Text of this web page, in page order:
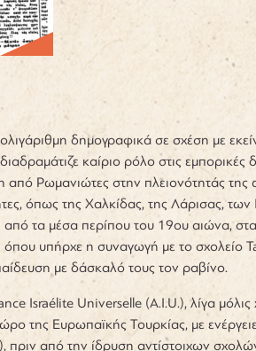
δημογραφικά σε σχέση με
καίριο ρόλο στις εμπορικές
από Ρωμανιώτες στην πλειονότητάς
όπως της Χαλκίδας, της Λάρισας,
από τα μέσα περίπου του 19ου αιώνα,
υπήρχε η συναγωγή με το σχολείο
με δάσκαλό τους τον ραβίνο.
Israélite Universelle (A.I.U.), λίγα
της Ευρωπαϊκής Τουρκίας, με
από την ίδρυση αντίστοιχων